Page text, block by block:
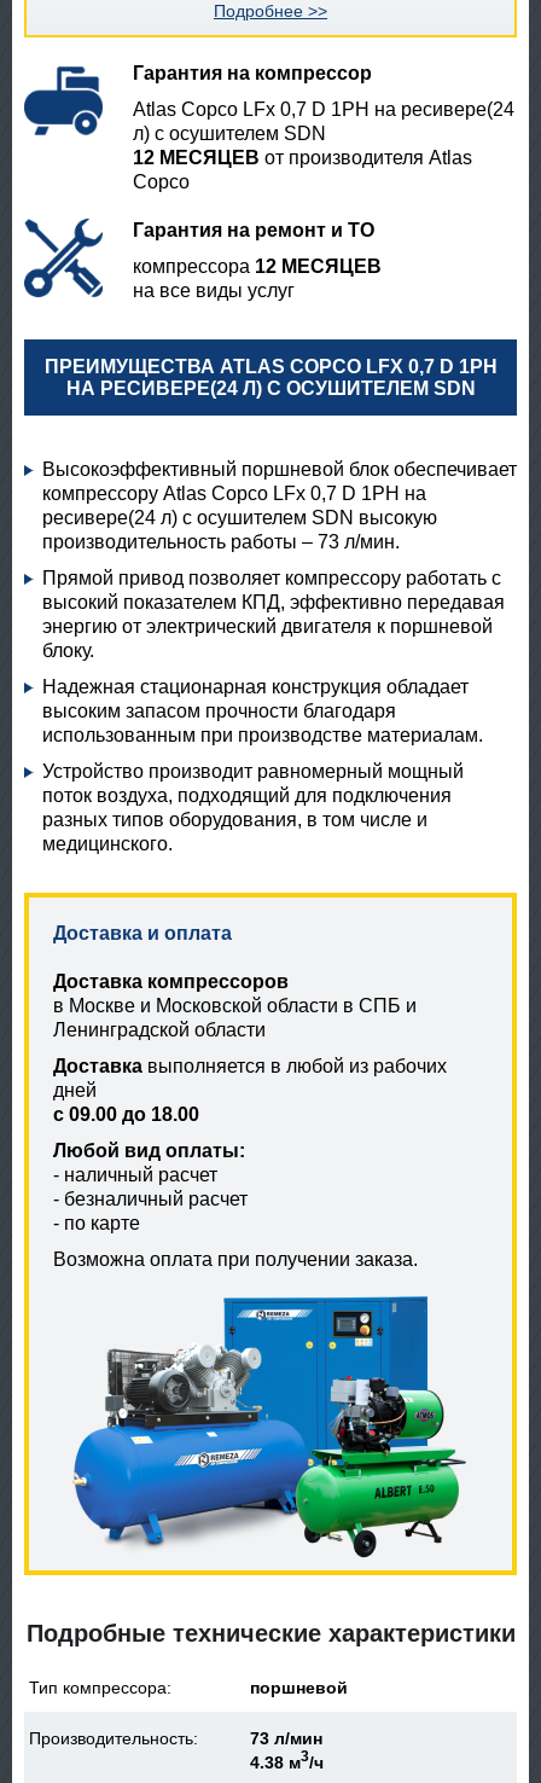
Подробнее >>
Гарантия на компрессор
Atlas Copco LFx 0,7 D 1PH на ресивере(24
л) с осушителем SDN
12 МЕСЯЦЕВ от производителя Atlas
Copco
Гарантия на ремонт и ТО
компрессора 12 МЕСЯЦЕВ
на все виды услуг
ПРЕИМУЩЕСТВА ATLAS COPCO LFX 0,7 D 1PH
НА РЕСИВЕРЕ(24 Л) С ОСУШИТЕЛЕМ SDN
Высокоэффективный поршневой блок обеспечивает
компрессору Atlas Copco LFx 0,7 D 1PH на
ресивере(24 л) с осушителем SDN высокую
производительность работы – 73 л/мин.
Прямой привод позволяет компрессору работать с
высокий показателем КПД, эффективно передавая
энергию от электрический двигателя к поршневой
блоку.
Надежная стационарная конструкция обладает
высоким запасом прочности благодаря
использованным при производстве материалам.
Устройство производит равномерный мощный
поток воздуха, подходящий для подключения
разных типов оборудования, в том числе и
медицинского.
Доставка и оплата
Доставка компрессоров
в Москве и Московской области в СПБ и
Ленинградской области
Доставка выполняется в любой из рабочих
дней
с 09.00 до 18.00
Любой вид оплаты:
- наличный расчет
- безналичный расчет
- по карте
Возможна оплата при получении заказа.
Подробные технические характеристики
Тип компрессора: поршневой
Производительность:
73 л/мин
4.38 м3/ч